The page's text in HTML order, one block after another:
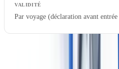
Par voyage (déclaration avant entrée